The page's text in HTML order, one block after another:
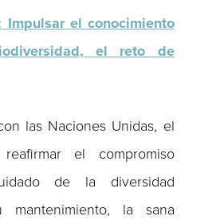
Impulsar el conocimiento
el reto de
las Naciones Unidas, el
el compromiso
de la diversidad
mantenimiento, la sana